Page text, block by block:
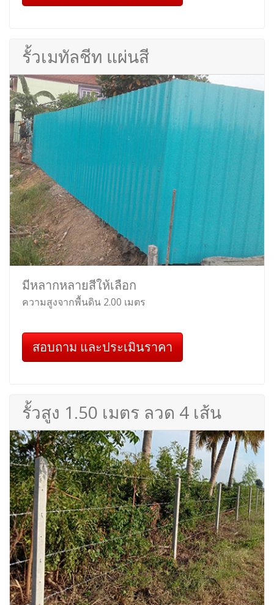
รั้วเมทัลชีท แผ่นสี
มีหลากหลายสีให้เลือก
ความสูงจากพื้นดิน 2.00 เมตร
สอบถาม และประเมินราคา
รั้วสูง 1.50 เมตร ลวด 4 เส้น